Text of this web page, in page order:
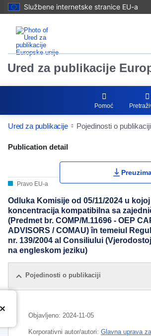
Službene internetske stranice EU-a
Ured za publikacije
Pomoć
Ured za publikacije Pojedinosti o publikaciji
Publication Detail Actions
Publication detail
Pravo EU-a
Odluka Komisije od 05/11/2024 u
koncentracija kompatibilna sa
(Predmet br. COMP/M.11696 - OEP
ADVISORS / COMAU) în temeiul
nr. 139/2004 al Consiliului
na engleskom jeziku)
Pojedinosti o publikaciji
Objavljeno: 2024-11-05
Korporativni autor/autori: Glavna uprava